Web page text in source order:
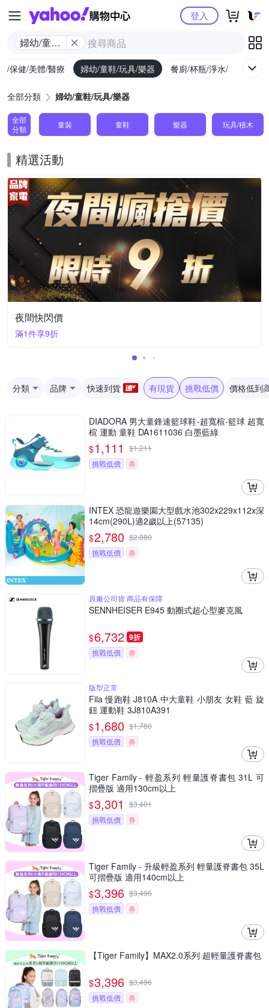
Yahoo購物中心
婦幼/童鞋/
登入
/保健/美體/醫療 婦幼/童鞋/玩具/樂器 餐廚/杯瓶/淨水/寵物
全部分類 婦幼/童鞋/玩具/樂器
全部
分類
童裝 童鞋 樂器 玩具/積木
精選活動
夜間快閃價
滿1件享9折
分類 品牌 快速到貨 有現貨 挑戰低價 價格低到
DIADORA 男大童鋒速籃球鞋-超寬楦-籃球 超寬
楦 運動 童鞋 DA1611036 白墨藍綠
$1,111 $1,211
挑戰低價
券
INTEX 恐龍遊樂園大型戲水池302x229x112x深
14cm(290L)適2歲以上(57135)
$2,780 $2,880
挑戰低價
券
原廠公司貨 商品有保障
SENNHEISER E945 動圈式超心型麥克風
$6,732 9折
挑戰低價 券
版型正常
Fila 慢跑鞋 J810A 中大童鞋 小朋友 女鞋 藍 旋
鈕 運動鞋 3J810A391
$1,680 $1,780
挑戰低價
券
Tiger Family - 輕盈系列 輕量護脊書包 31L 可
摺疊版 適用130cm以上
$3,301 $3,401
挑戰低價
券
Tiger Family - 升級輕盈系列 輕量護脊書包 35L
可摺疊版 適用140cm以上
$3,396 $3,496
挑戰低價
券
【Tiger Family】MAX2.0系列 超輕量護脊書包
$3,396 $3,496
挑戰低價
券